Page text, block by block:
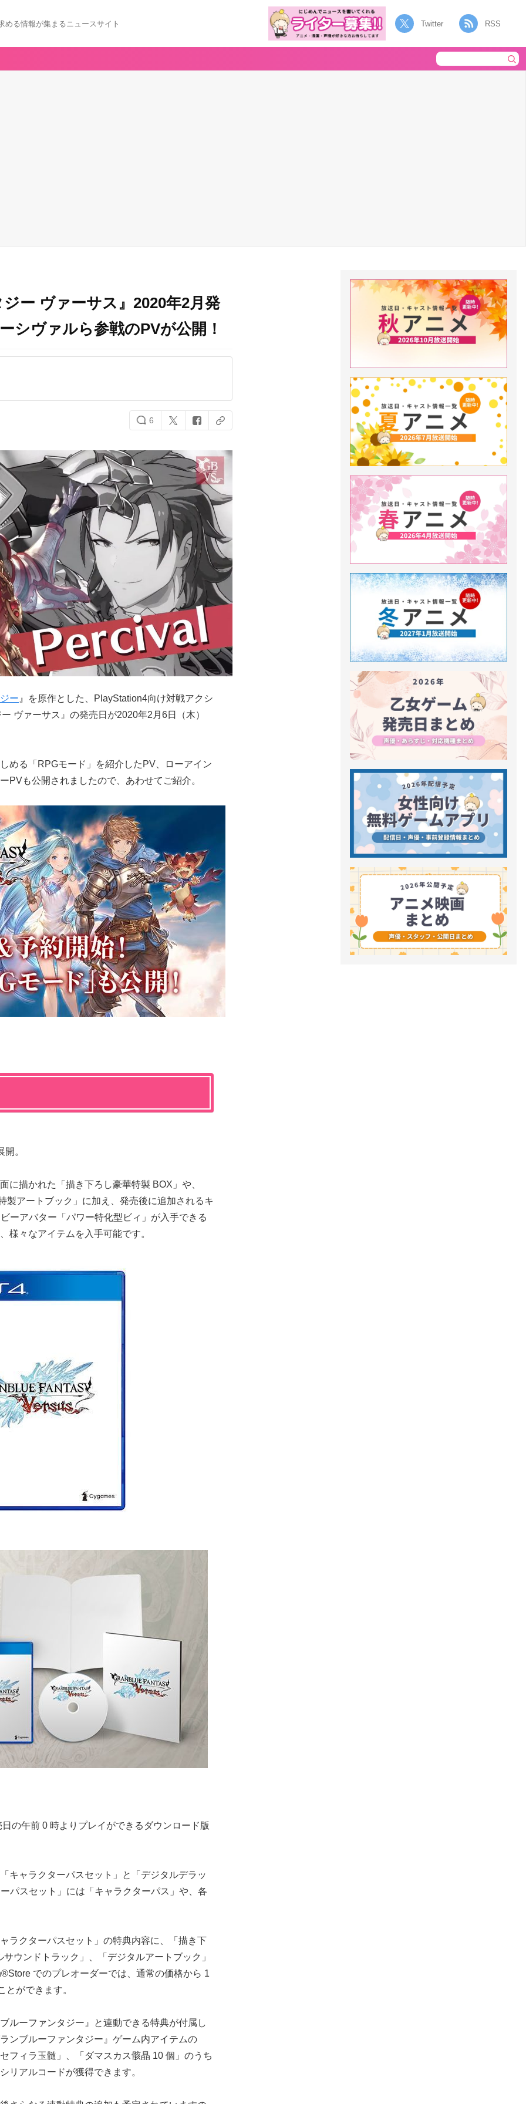
める情報が集まるニュースサイト Twitter RSS
ー ヴァーサス』2020年2月発
シヴァルら参戦のPVが公開！
6
ー 』を原作とした、PlayStation4向け対戦アクシ
ヴァーサス』の発売日が2020年2月6日（木）
める「RPGモード」を紹介したPV、ローアイン
PVも公開されましたので、あわせてご紹介。
。
に描かれた「描き下ろし豪華特製 BOX」や、
製アートブック」に加え、発売後に追加されるキ
ーアバター「パワー特化型ビィ」が入手できる
様々なアイテムを入手可能です。
の午前 0 時よりプレイができるダウンロード版
キャラクターパスセット」と「デジタルデラッ
パスセット」には「キャラクターパス」や、各
ラクターパスセット」の特典内容に、「描き下
ウンドトラック」、「デジタルアートブック」
でのプレオーダーでは、通常の価格から 1
とができます。
ルーファンタジー』と連動できる特典が付属し
ンブルーファンタジー』ゲーム内アイテムの
フィラ玉髄」、「ダマスカス骸晶 10 個」のうち
リアルコードが獲得できます。